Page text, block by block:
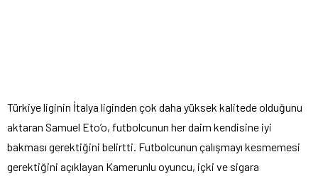
Türkiye liginin İtalya liginden çok daha yüksek kalitede olduğunu
aktaran Samuel Eto’o, futbolcunun her daim kendisine iyi
bakması gerektiğini belirtti. Futbolcunun çalışmayı kesmemesi
gerektiğini açıklayan Kamerunlu oyuncu, içki ve sigara